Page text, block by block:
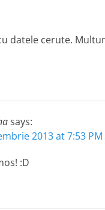
datele cerute.
says:
2013 at 7:53 PM
:D